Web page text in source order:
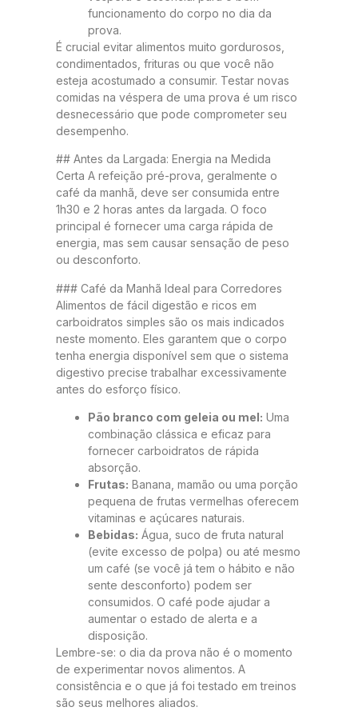
funcionamento do corpo no dia da
prova.
É crucial evitar alimentos muito gordurosos,
condimentados, frituras ou que você não
esteja acostumado a consumir. Testar novas
comidas na véspera de uma prova é um risco
desnecessário que pode comprometer seu
desempenho.
## Antes da Largada: Energia na Medida
Certa A refeição pré-prova, geralmente o
café da manhã, deve ser consumida entre
1h30 e 2 horas antes da largada. O foco
principal é fornecer uma carga rápida de
energia, mas sem causar sensação de peso
ou desconforto.
### Café da Manhã Ideal para Corredores
Alimentos de fácil digestão e ricos em
carboidratos simples são os mais indicados
neste momento. Eles garantem que o corpo
tenha energia disponível sem que o sistema
digestivo precise trabalhar excessivamente
antes do esforço físico.
Pão branco com geleia ou mel: Uma
combinação clássica e eficaz para
fornecer carboidratos de rápida
absorção.
Frutas: Banana, mamão ou uma porção
pequena de frutas vermelhas oferecem
vitaminas e açúcares naturais.
Bebidas: Água, suco de fruta natural
(evite excesso de polpa) ou até mesmo
um café (se você já tem o hábito e não
sente desconforto) podem ser
consumidos. O café pode ajudar a
aumentar o estado de alerta e a
disposição.
Lembre-se: o dia da prova não é o momento
de experimentar novos alimentos. A
consistência e o que já foi testado em treinos
são seus melhores aliados.